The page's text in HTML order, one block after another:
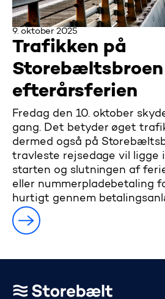
9. oktober 2025
Trafikken på
efterårsferien
Fredag den 10. oktober
gang. Det betyder øget
dermed også på
travleste rejsedage vil ligge
starten og slutningen af
eller nummerpladebetaling
hurtigt gennem